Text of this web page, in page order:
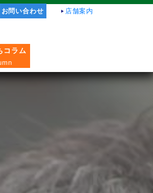
お問い合わせ 店舗案内
コラム